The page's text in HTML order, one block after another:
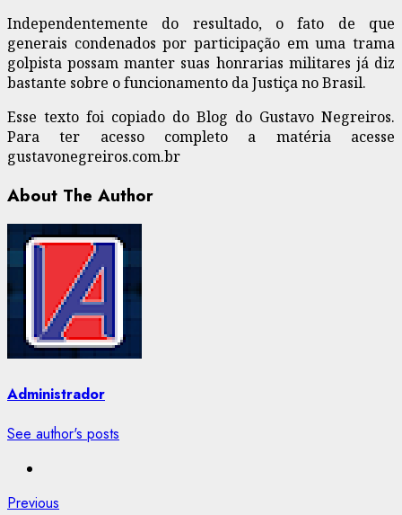
Independentemente do resultado, o fato de que
generais condenados por participação em uma trama
golpista possam manter suas honrarias militares já diz
bastante sobre o funcionamento da Justiça no Brasil.
Esse texto foi copiado do Blog do Gustavo Negreiros.
Para ter acesso completo a matéria acesse
gustavonegreiros.com.br
About The Author
Administrador
See author's posts
Post
Previous